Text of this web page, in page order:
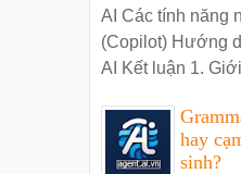
AI Các tính năng
(Copilot) Hướng
AI Kết luận 1.
hay
sinh?